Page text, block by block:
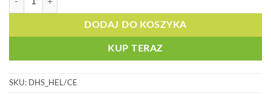
DODAJ DO KOSZYKA
KUP TERAZ
SKU: DHS_HEL/CE